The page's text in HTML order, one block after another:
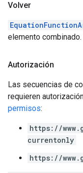
Volver
elemento combinado.
Autorización
Las secuencias de
requieren
permisos:
https://
currentonly
https://